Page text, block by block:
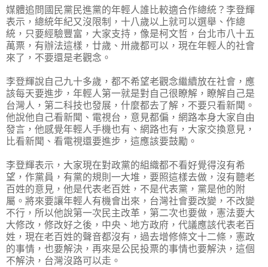
媒體追問國民黨民進黨的年輕人誰比較適合作總統？李登輝
表示，總統年紀又沒限制，十八歲以上就可以選舉、作總
統，只要經驗豐富，大家支持，像是柯文哲，台北市八十五
萬票，有辦法這樣，廿歲、卅歲都可以，現在年輕人的社會
來了，不要還是老觀念。
李登輝說自己九十多歲，都不希望老觀念繼續放在社會，應
該每天要進步，年輕人第一就是對自己很瞭解，瞭解自己是
台灣人，第二科技也發展，什麼都去了解，不要只看新聞。
他說他自己看新聞、電視台，意見都偏，網路本身大家自由
發言，他感覺年輕人手機也有、網路也有，大家交換意見，
比看新聞、看電視還要進步，這應該要鼓勵。
李登輝表示，大家現在對政黨的組織都不看好覺得沒有希
望，作黨員，有黨的規則一大堆，要照這樣去做，沒有聽老
百姓的意見，他是代表老百姓，不是代表黨，黨是他的附
屬。將來要讓年輕人有機會出來，台灣社會要改變，不改變
不行，所以他說第一次民主改革，第二次也要做，憲法要大
大修改，修改好之後，中央、地方政府，代議應該代表老百
姓，現在老百姓的聲音都沒有，過去增修條文十二條，憲政
的事情，也要解決，再來是公民投票的事情也要解決，這個
不解決，台灣沒路可以走。